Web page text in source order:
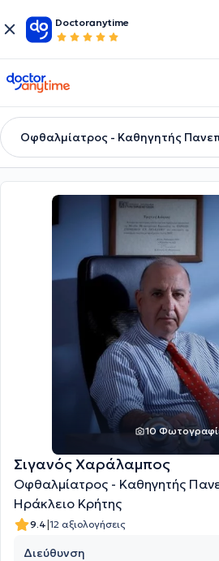
Doctoranytime
doctoranytime
Οφθαλμίατρος - Καθηγητής
10
Σιγανός Χαράλαμπος
Οφθαλμίατρος - Καθηγητής
Ηράκλειο Κρήτης
9.4|12 αξιολογήσεις
Διεύθυνση